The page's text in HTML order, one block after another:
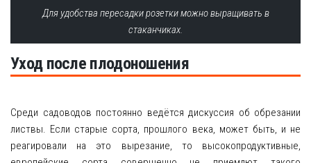
Для удобства пересадки розетки можно выращивать в
стаканчиках.
Уход после плодоношения
Среди садоводов постоянно ведётся дискуссия об обрезании
листвы. Если старые сорта, прошлого века, может быть, и не
реагировали на это вырезание, то высокопродуктивные,